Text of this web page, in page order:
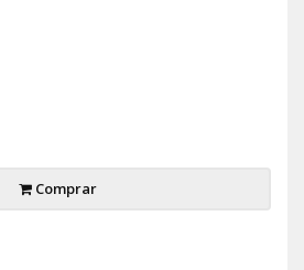
Comprar